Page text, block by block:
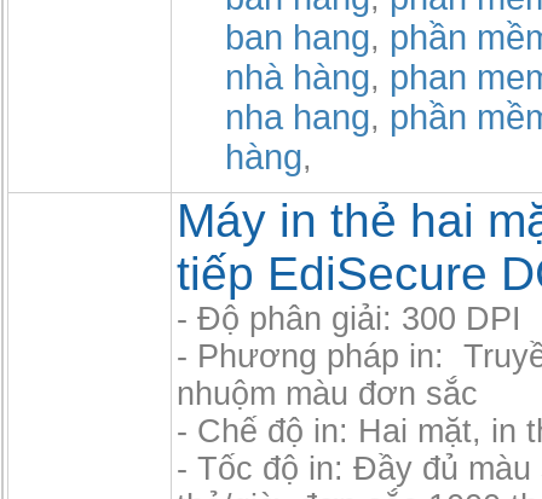
ban hang, phần
nhà hàng, phan
nha hang, phần
hàng,
Máy in thẻ hai
tiếp EdiSecure
- Độ phân giải: 300 DPI
- Phương pháp in:
nhuộm màu đơn sắc
- Chế độ in: Hai mặt, in
- Tốc độ in: Đầy đủ màu